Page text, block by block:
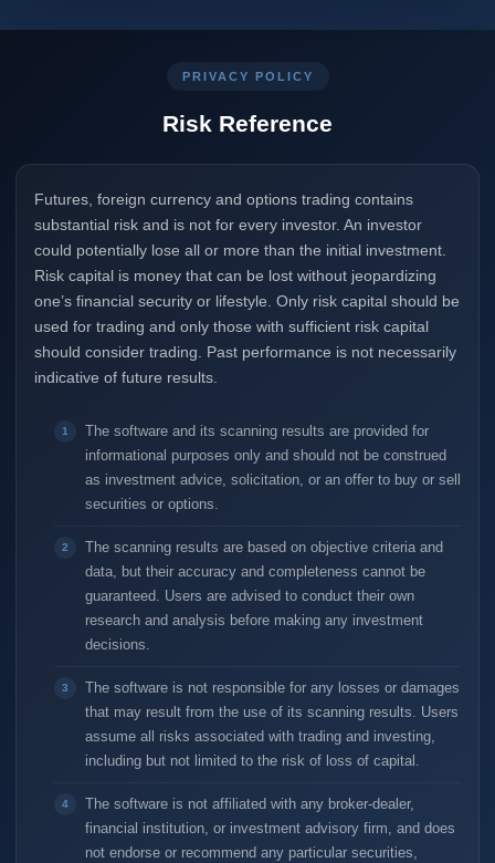
PRIVACY POLICY
Risk Reference
Futures, foreign currency and options trading contains
substantial risk and is not for every investor. An investor
could potentially lose all or more than the initial investment.
Risk capital is money that can be lost without jeopardizing
one’s financial security or lifestyle. Only risk capital should be
used for trading and only those with sufficient risk capital
should consider trading. Past performance is not necessarily
indicative of future results.
The software and its scanning results are provided for
informational purposes only and should not be construed
as investment advice, solicitation, or an offer to buy or sell
securities or options.
The scanning results are based on objective criteria and
data, but their accuracy and completeness cannot be
guaranteed. Users are advised to conduct their own
research and analysis before making any investment
decisions.
The software is not responsible for any losses or damages
that may result from the use of its scanning results. Users
assume all risks associated with trading and investing,
including but not limited to the risk of loss of capital.
The software is not affiliated with any broker-dealer,
financial institution, or investment advisory firm, and does
not endorse or recommend any particular securities,